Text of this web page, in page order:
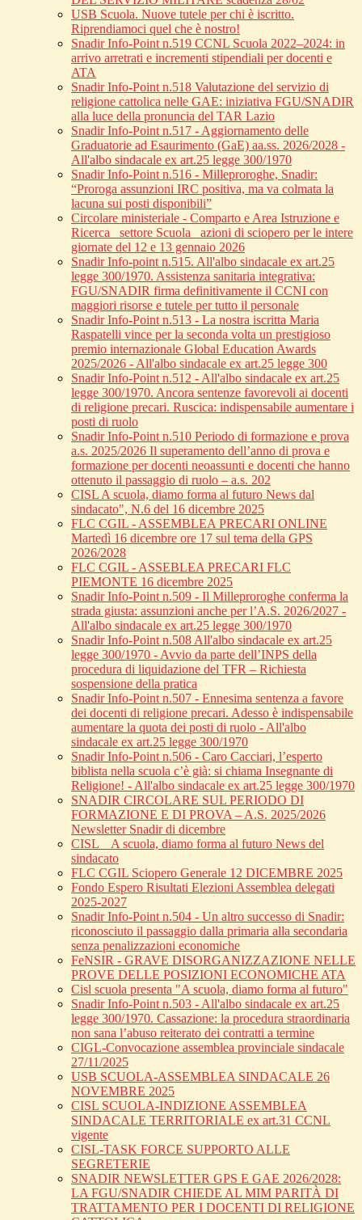
USB Scuola. Nuove tutele per chi è iscritto.
Riprendiamoci quel che è nostro!
Snadir Info-Point n.519 CCNL Scuola 2022–2024: in
arrivo arretrati e incrementi stipendiali per docenti e
ATA
Snadir Info-Point n.518 Valutazione del servizio di
religione cattolica nelle GAE: iniziativa FGU/SNADIR
alla luce della pronuncia del TAR Lazio
Snadir Info-Point n.517 - Aggiornamento delle
Graduatorie ad Esaurimento (GaE) aa.ss. 2026/2028 -
All'albo sindacale ex art.25 legge 300/1970
Snadir Info-Point n.516 - Milleproroghe, Snadir:
“Proroga assunzioni IRC positiva, ma va colmata la
lacuna sui posti disponibili”
Circolare ministeriale - Comparto e Area Istruzione e
Ricerca_ settore Scuola_ azioni di sciopero per le intere
giornate del 12 e 13 gennaio 2026
Snadir Info-point n.515. All'albo sindacale ex art.25
legge 300/1970. Assistenza sanitaria integrativa:
FGU/SNADIR firma definitivamente il CCNI con
maggiori risorse e tutele per tutto il personale
Snadir Info-Point n.513 - La nostra iscritta Maria
Raspatelli vince per la seconda volta un prestigioso
premio internazionale Global Education Awards
2025/2026 - All'albo sindacale ex art.25 legge 300
Snadir Info-Point n.512 - All'albo sindacale ex art.25
legge 300/1970. Ancora sentenze favorevoli ai docenti
di religione precari. Ruscica: indispensabile aumentare i
posti di ruolo
Snadir Info-Point n.510 Periodo di formazione e prova
a.s. 2025/2026 Il superamento dell’anno di prova e
formazione per docenti neoassunti e docenti che hanno
ottenuto il passaggio di ruolo – a.s. 202
CISL A scuola, diamo forma al futuro News dal
sindacato", N.6 del 16 dicembre 2025
FLC CGIL - ASSEMBLEA PRECARI ONLINE
Martedì 16 dicembre ore 17 sul tema della GPS
2026/2028
FLC CGIL - ASSEBLEA PRECARI FLC
PIEMONTE 16 dicembre 2025
Snadir Info-Point n.509 - Il Milleproroghe conferma la
strada giusta: assunzioni anche per l’A.S. 2026/2027 -
All'albo sindacale ex art.25 legge 300/1970
Snadir Info-Point n.508 All'albo sindacale ex art.25
legge 300/1970 - Avvio da parte dell’INPS della
procedura di liquidazione del TFR – Richiesta
sospensione della pratica
Snadir Info-Point n.507 - Ennesima sentenza a favore
dei docenti di religione precari. Adesso è indispensabile
aumentare la quota dei posti di ruolo - All'albo
sindacale ex art.25 legge 300/1970
Snadir Info-Point n.506 - Caro Cacciari, l’esperto
biblista nella scuola c’è già: si chiama Insegnante di
Religione! - All'albo sindacale ex art.25 legge 300/1970
SNADIR CIRCOLARE SUL PERIODO DI
FORMAZIONE E DI PROVA – A.S. 2025/2026
Newsletter Snadir di dicembre
CISL _ A scuola, diamo forma al futuro News del
sindacato
FLC CGIL Sciopero Generale 12 DICEMBRE 2025
Fondo Espero Risultati Elezioni Assemblea delegati
2025-2027
Snadir Info-Point n.504 - Un altro successo di Snadir:
riconosciuto il passaggio dalla primaria alla secondaria
senza penalizzazioni economiche
FeNSIR - GRAVE DISORGANIZZAZIONE NELLE
PROVE DELLE POSIZIONI ECONOMICHE ATA
Cisl scuola presenta "A scuola, diamo forma al futuro"
Snadir Info-Point n.503 - All'albo sindacale ex art.25
legge 300/1970. Cassazione: la procedura straordinaria
non sana l’abuso reiterato dei contratti a termine
CIGL-Convocazione assemblea provinciale sindacale
27/11/2025
USB SCUOLA-ASSEMBLEA SINDACALE 26
NOVEMBRE 2025
CISL SCUOLA-INDIZIONE ASSEMBLEA
SINDACALE TERRITORIALE ex art.31 CCNL
vigente
CISL-TASK FORCE SUPPORTO ALLE
SEGRETERIE
SNADIR NEWSLETTER GPS E GAE 2026/2028:
LA FGU/SNADIR CHIEDE AL MIM PARITÀ DI
TRATTAMENTO PER I DOCENTI DI RELIGIONE